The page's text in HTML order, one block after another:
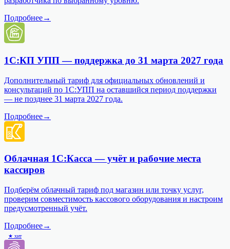
Подробнее→
1С:КП УПП — поддержка до 31 марта 2027 года
Дополнительный тариф для официальных обновлений и
консультаций по 1С:УПП на оставшийся период поддержки
— не позднее 31 марта 2027 года.
Подробнее→
Облачная 1С:Касса — учёт и рабочие места
кассиров
Подберём облачный тариф под магазин или точку услуг,
проверим совместимость кассового оборудования и настроим
предусмотренный учёт.
Подробнее→
★ хит